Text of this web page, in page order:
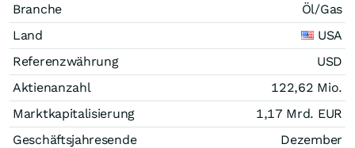
Branche
Öl/Gas
Land
USA
Referenzwährung
USD
Aktienanzahl
122,62 Mio.
Marktkapitalisierung
1,17 Mrd. EUR
Geschäftsjahresende
Dezember